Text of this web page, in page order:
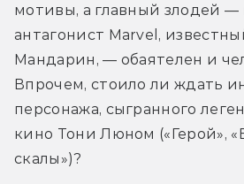
мотивы, а главный злодей —
антагонист Marvel,
Мандарин, — обаятелен и
Впрочем, стоило ли ждать
персонажа, сыгранного
кино Тони Люном («Герой»,
скалы»)?